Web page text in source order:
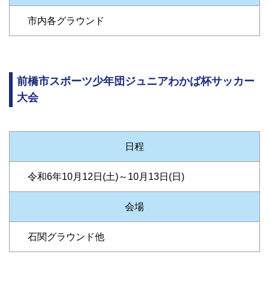
市内各グラウンド
前橋市スポーツ少年団ジュニアわかば杯サッカー
大会
日程
令和6年10月12日(土)～10月13日(日)
会場
石関グラウンド他